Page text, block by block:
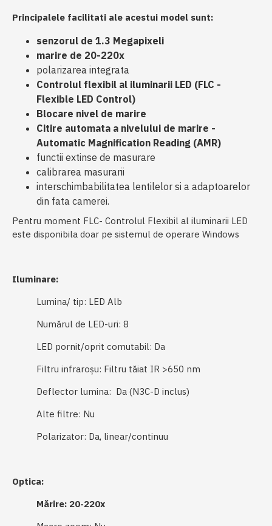
Principalele facilitati ale acestui model sunt:
senzorul de 1.3 Megapixeli
marire de 20-220x
polarizarea integrata
Controlul flexibil al iluminarii LED (FLC -
Flexible LED Control)
Blocare nivel de marire
Citire automata a nivelului de marire -
Automatic Magnification Reading (AMR)
functii extinse de masurare
calibrarea masurarii
interschimbabilitatea lentilelor si a adaptoarelor
din fata camerei.
Pentru moment FLC- Controlul Flexibil al iluminarii LED
este disponibila doar pe sistemul de operare Windows
Iluminare:
Lumina/ tip: LED Alb
Numărul de LED-uri: 8
LED pornit/oprit comutabil: Da
Filtru infraroșu: Filtru tăiat IR >650 nm
Deflector lumina: Da (N3C-D inclus)
Alte filtre: Nu
Polarizator: Da, linear/continuu
Optica:
Mărire: 20-220x